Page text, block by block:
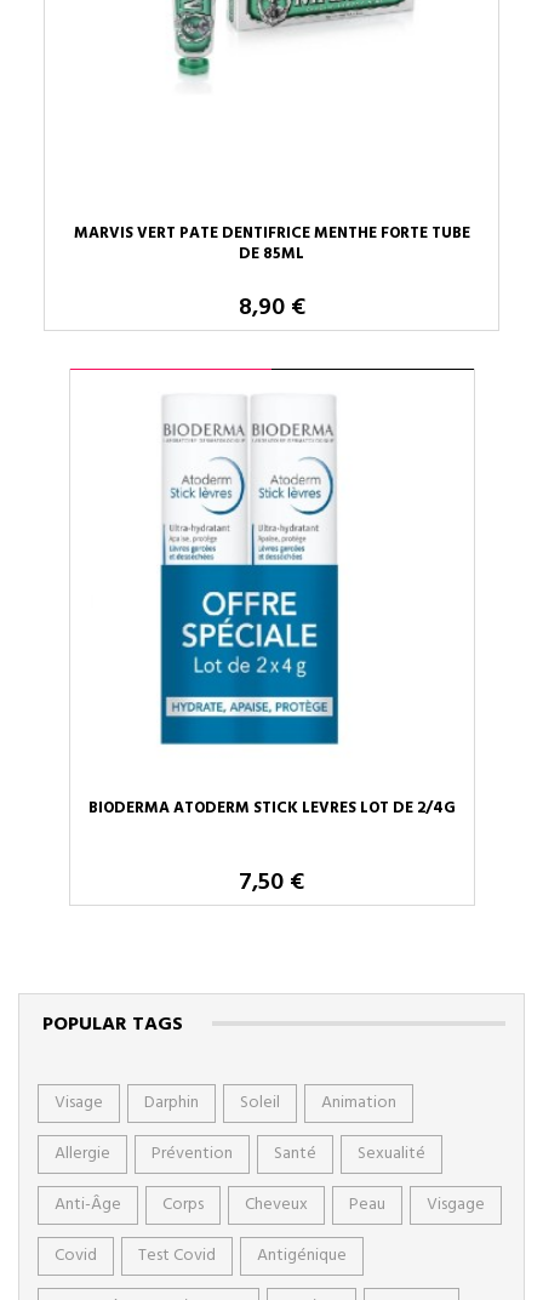
MARVIS VERT PATE DENTIFRICE MENTHE FORTE TUBE
DE 85ML
8,90 €
BIODERMA ATODERM STICK LEVRES LOT DE 2/4G
7,50 €
POPULAR TAGS
Visage Darphin Soleil
Animation
Allergie
Prévention Santé
Sexualité
Anti-Âge
Corps Cheveux Peau
Visgage
Covid
Test Covid
Antigénique